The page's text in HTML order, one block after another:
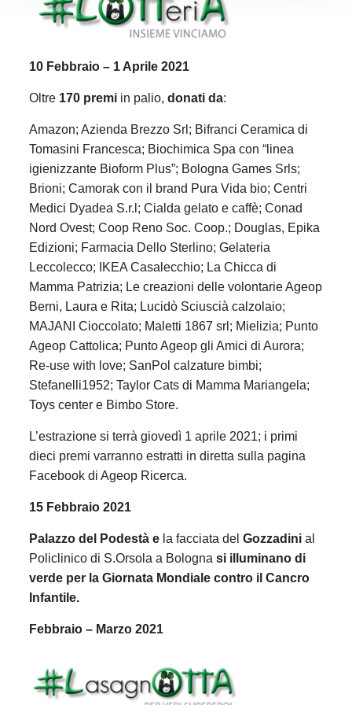
10 Febbraio – 1 Aprile 2021
Oltre 170 premiin palio, donati da:
Amazon; Azienda Brezzo Srl; Bifranci Ceramica di
Tomasini Francesca; Biochimica Spa con “linea
igienizzante Bioform Plus”; Bologna Games Srls;
Brioni; Camorak con il brand Pura Vida bio; Centri
Medici Dyadea S.r.l; Cialda gelato e caffè; Conad
Nord Ovest; Coop Reno Soc. Coop.; Douglas, Epika
Edizioni; Farmacia Dello Sterlino; Gelateria
Leccolecco; IKEA Casalecchio; La Chicca di
Mamma Patrizia; Le creazioni delle volontarie Ageop
Berni, Laura e Rita; Lucidò Sciuscià calzolaio;
MAJANI Cioccolato; Maletti 1867 srl; Mielizia; Punto
Ageop Cattolica; Punto Ageop gli Amici di Aurora;
Re-use with love; SanPol calzature bimbi;
Stefanelli1952; Taylor Cats di Mamma Mariangela;
Toys center e Bimbo Store.
L’estrazione si terrà giovedì 1 aprile 2021; i primi
dieci premi varranno estratti in diretta sulla pagina
Facebook di Ageop Ricerca.
15 Febbraio 2021
Palazzo del Podestà e la facciata del Gozzadini al
Policlinico di S.Orsola a Bologna si illuminano di
verde per la Giornata Mondiale contro il Cancro
Infantile.
Febbraio – Marzo 2021